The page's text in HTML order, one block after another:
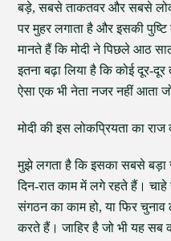
बड़े, सबसे ताकतवर और सबसे
पर मुहर लगाता है और इसकी पुष्टि
मानते हैं कि मोदी ने पिछले आठ
इतना बढ़ा लिया है कि कोई दूर-
ऐसा एक भी नेता नजर नहीं आता
मोदी की इस लोकप्रियता का राज
मुझे लगता है कि इसका सबसे बड़ा
दिन-रात काम में लगे रहते हैं।
संगठन का काम हो, या फिर
करते हैं। जाहिर है जो भी यह